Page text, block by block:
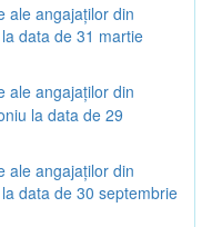
ale angajaților din
data de 31 martie
ale angajaților din
la data de 29
ale angajaților din
data de 30 septembrie